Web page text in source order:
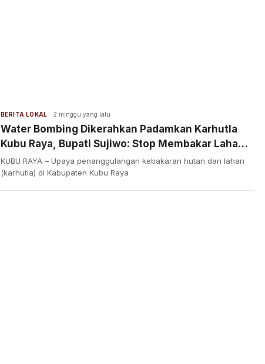
BERITA LOKAL 2 minggu yang lalu
Water Bombing Dikerahkan Padamkan Karhutla
Kubu Raya, Bupati Sujiwo: Stop Membakar Lahan
Demi Keselamatan Bersama
KUBU RAYA – Upaya penanggulangan kebakaran hutan dan lahan
(karhutla) di Kabupaten Kubu Raya